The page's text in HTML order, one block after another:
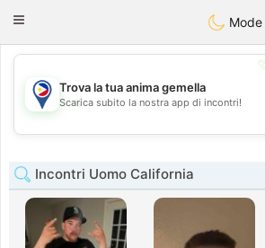
PhilippinesChat
Toggle
Mode
💖
💕
Trova la tua anima gemella
Scarica subito la nostra app di incontri!
Incontri Uomo California